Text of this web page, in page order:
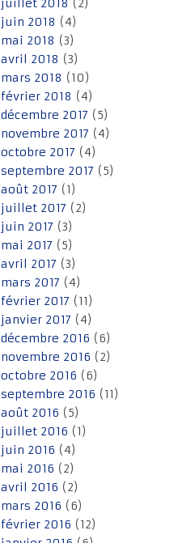
juillet 2018 (2)
juin 2018 (4)
mai 2018 (3)
avril 2018 (3)
mars 2018 (10)
février 2018 (4)
décembre 2017 (5)
novembre 2017 (4)
octobre 2017 (4)
septembre 2017 (5)
août 2017 (1)
juillet 2017 (2)
juin 2017 (3)
mai 2017 (5)
avril 2017 (3)
mars 2017 (4)
février 2017 (11)
janvier 2017 (4)
décembre 2016 (6)
novembre 2016 (2)
octobre 2016 (6)
septembre 2016 (11)
août 2016 (5)
juillet 2016 (1)
juin 2016 (4)
mai 2016 (2)
avril 2016 (2)
mars 2016 (6)
février 2016 (12)